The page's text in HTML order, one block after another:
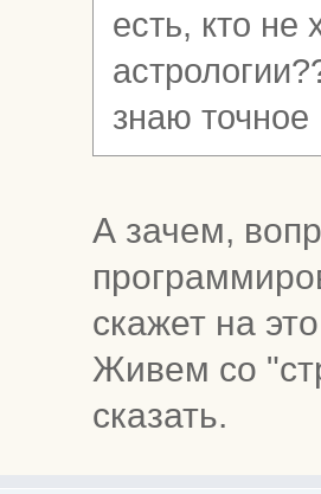
есть, кто не
знаю
А зачем,
скажет на
Живем со
сказать.